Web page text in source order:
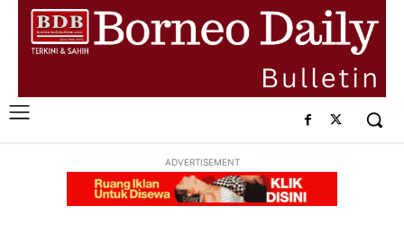
ADVERTISEMENT